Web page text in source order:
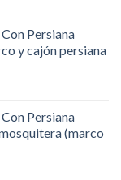
Persiana
y cajón persiana
Persiana
(marco